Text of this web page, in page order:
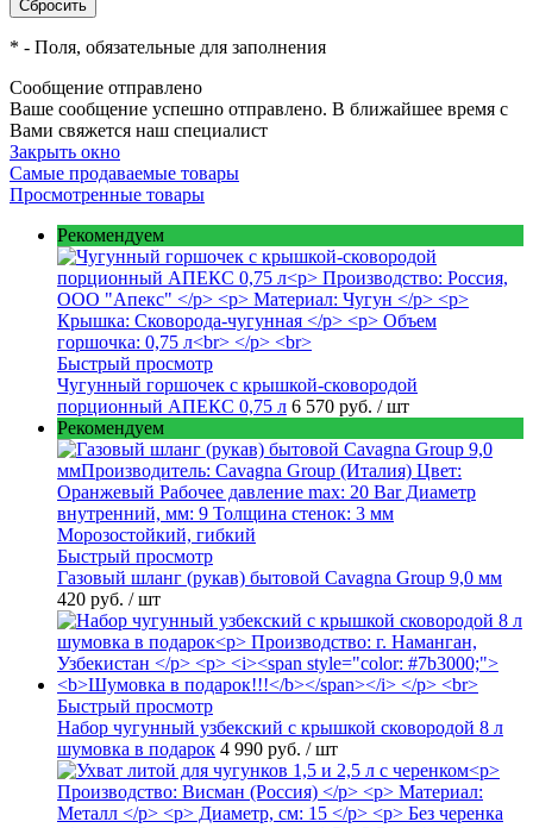
* - Поля, обязательные для заполнения
Сообщение отправлено
Ваше сообщение успешно отправлено. В ближайшее время с
Вами свяжется наш специалист
Закрыть окно
Самые продаваемые товары
Просмотренные товары
Рекомендуем
Быстрый просмотр
Чугунный горшочек с крышкой-сковородой
порционный АПЕКС 0,75 л 6 570 руб. / шт
Рекомендуем
Быстрый просмотр
Газовый шланг (рукав) бытовой Cavagna Group 9,0 мм
420 руб. / шт
Быстрый просмотр
Набор чугунный узбекский с крышкой сковородой 8 л
шумовка в подарок 4 990 руб. / шт